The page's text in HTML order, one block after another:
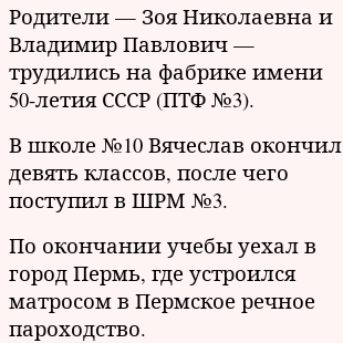
Родители — Зоя Николаевна и
Владимир Павлович —
трудились на фабрике имени
50-летия СССР (ПТФ №3).
В школе №10 Вячеслав окончил
девять классов, после чего
поступил в ШРМ №3.
По окончании учебы уехал в
город Пермь, где устроился
матросом в Пермское речное
пароходство.